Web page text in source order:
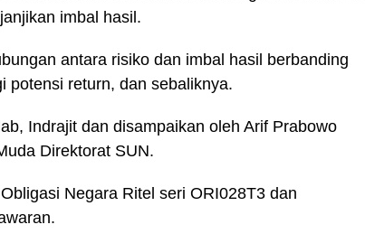
imbal hasil.
antara risiko dan imbal hasil berbanding
potensi return, dan sebaliknya.
Indrajit dan disampaikan oleh Arif Prabowo
Direktorat SUN.
Negara Ritel seri ORI028T3 dan